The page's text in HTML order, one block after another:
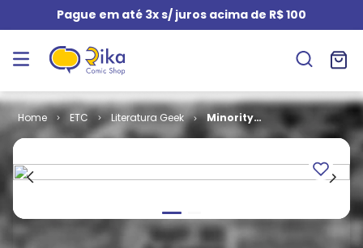
Pague em até 3x s/ juros acima de R$ 100
ETC Literatura Geek
Minority
Report (Livro)